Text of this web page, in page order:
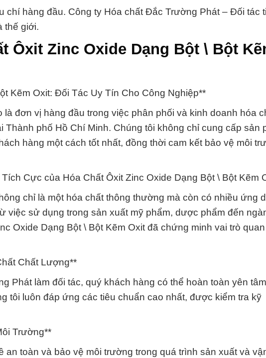
hàng đầu. Công ty Hóa chất Đắc Trường Phát – Đối tác
thế giới.
Ôxit Zinc Oxide Dạng Bột \ Bột
Kẽm Oxit: Đối Tác Uy Tín Cho Công Nghiệp**
đơn vị hàng đầu trong việc phân phối và kinh doanh hóa
Thành phố Hồ Chí Minh. Chúng tôi không chỉ cung cấp sản
hàng một cách tốt nhất, đồng thời cam kết bảo vệ môi
Cực của Hóa Chất Ôxit Zinc Oxide Dạng Bột \ Bột Kẽm
chỉ là một hóa chất thông thường mà còn có nhiều ứng
việc sử dụng trong sản xuất mỹ phẩm, dược phẩm đến
Oxide Dạng Bột \ Bột Kẽm Oxit đã chứng minh vai trò quan
Chất Lượng**
Phát làm đối tác, quý khách hàng có thể hoàn toàn yên
tôi luôn đáp ứng các tiêu chuẩn cao nhất, được kiểm tra kỹ
Trường**
an toàn và bảo vệ môi trường trong quá trình sản xuất và